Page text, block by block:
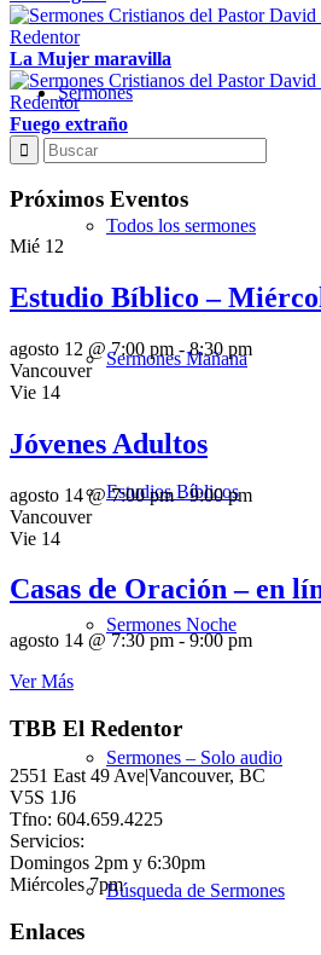
Sermones
Todos los sermones
Sermones Mañana
Estudios Bíblicos
Sermones Noche
Sermones – Solo audio
Búsqueda de Sermones
La Mujer maravilla
Fuego extraño
Próximos Eventos
Mié 12
Estudio Bíblico –
agosto 12 @ 7:00 pm -8:30 pm
Vancouver
Vie 14
Jóvenes Adultos
agosto 14 @ 7:00 pm-9:00 pm
Vancouver
Vie 14
Casas de Oración – en
agosto 14 @ 7:30 pm-9:00 pm
Ver Más
TBB El Redentor
2551 East 49 Ave|Vancouver, BC
V5S 1J6
Tfno: 604.659.4225
Servicios:
Domingos 2pm y 6:30pm
Miércoles 7pm
Enlaces